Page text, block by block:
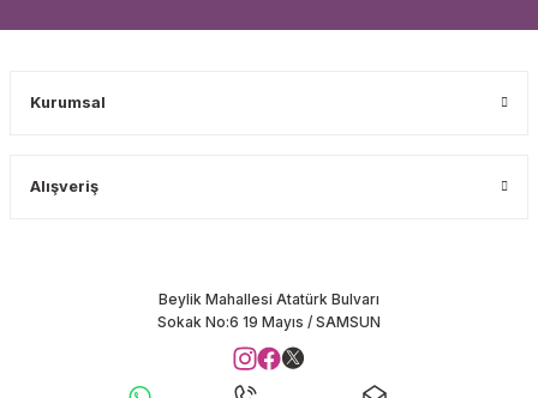
Kurumsal
Alışveriş
Beylik Mahallesi Atatürk Bulvarı
Sokak No:6 19 Mayıs / SAMSUN